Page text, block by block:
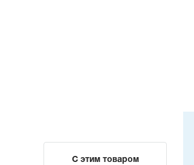
С этим товаром